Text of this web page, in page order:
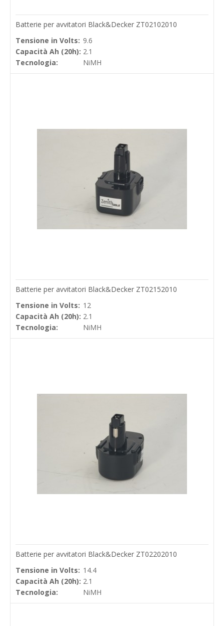
Batterie per avvitatori Black&Decker ZT02102010
Tensione in Volts: 9.6
Capacità Ah (20h): 2.1
Tecnologia:
NiMH
Batterie per avvitatori Black&Decker ZT02152010
Tensione in Volts: 12
Capacità Ah (20h): 2.1
Tecnologia:
NiMH
Batterie per avvitatori Black&Decker ZT02202010
Tensione in Volts: 14.4
Capacità Ah (20h): 2.1
Tecnologia:
NiMH